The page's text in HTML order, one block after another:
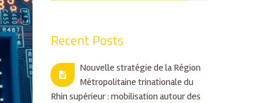
Recent Posts
Nouvelle stratégie de la Région
Métropolitaine trinationale du
Rhin supérieur : mobilisation autour des